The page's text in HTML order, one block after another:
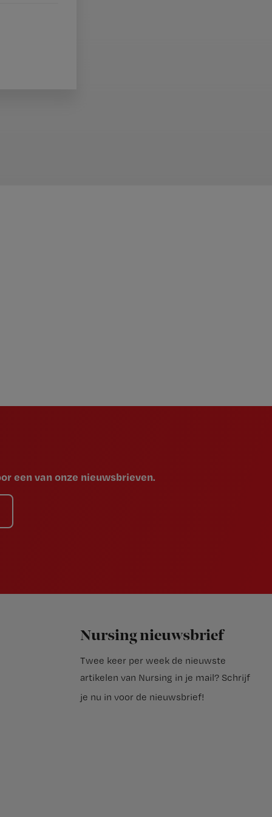
een van onze nieuwsbrieven.
Nursing nieuwsbrief
Twee keer per week de nieuwste
artikelen van Nursing in je mail? Schrijf
je nu in voor de nieuwsbrief!